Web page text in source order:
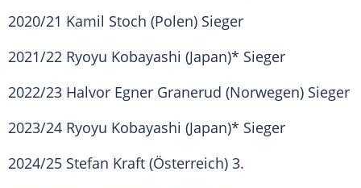
2020/21 Kamil Stoch (Polen) Sieger
2021/22 Ryoyu Kobayashi (Japan)* Sieger
2022/23 Halvor Egner Granerud (Norwegen) Sieger
2023/24 Ryoyu Kobayashi (Japan)* Sieger
2024/25 Stefan Kraft (Österreich) 3.